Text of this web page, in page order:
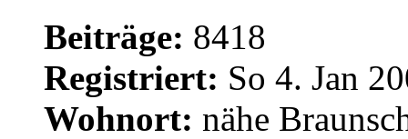
Beiträge: 8418
Registriert: So 4. Jan
Wohnort: nähe